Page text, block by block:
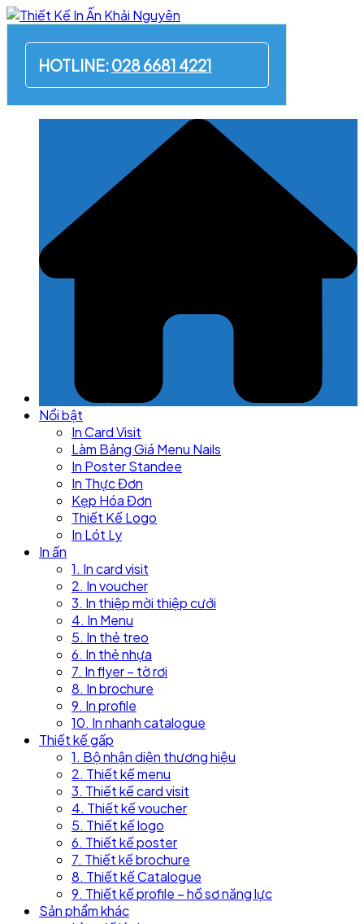
Skip
content
HOTLINE:028 6681 4221
Nổi bật
In Card Visit
Làm Bảng Giá Menu Nails
In Poster Standee
In Thực Đơn
Kẹp Hóa Đơn
Thiết Kế Logo
In Lót Ly
In ấn
1. In card visit
2. In voucher
3. In thiệp mời thiệp cưới
4. In Menu
5. In thẻ treo
6. In thẻ nhựa
7. In flyer – tờ rơi
8. In brochure
9. In profile
10. In nhanh catalogue
Thiết kế gấp
1. Bộ nhận diện thương hiệu
2. Thiết kế menu
3. Thiết kế card visit
4. Thiết kế voucher
5. Thiết kế logo
6. Thiết kế poster
7. Thiết kế brochure
8. Thiết kế Catalogue
9. Thiết kế profile – hồ sơ năng lực
Sản phẩm khác